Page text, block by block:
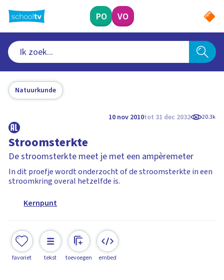
naar
hoofdinhoud
PO VO
Natuurkunde
10 nov 2010tot 31 dec 2032 20.3k
Stroomsterkte
De stroomsterkte meet je met een ampèremeter
In dit proefje wordt onderzocht of de stroomsterkte in een
stroomkring overal hetzelfde is.
Kernpunt
favoriet tekst toevoegen embed